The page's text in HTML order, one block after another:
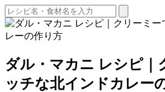
ダル・マカニ レシピ｜
ッチな北インドカレー